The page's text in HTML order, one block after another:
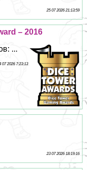
25 07 2026 21:13:59
– 2016
...
07 2026 7:23:13
23 07 2026 18:19:16